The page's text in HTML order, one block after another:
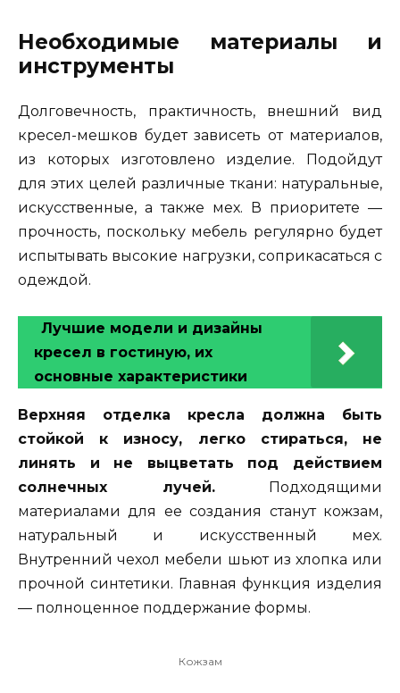
Необходимые материалы и
инструменты
Долговечность, практичность, внешний вид
кресел-мешков будет зависеть от материалов,
из которых изготовлено изделие. Подойдут
для этих целей различные ткани: натуральные,
искусственные, а также мех. В приоритете —
прочность, поскольку мебель регулярно будет
испытывать высокие нагрузки, соприкасаться с
одеждой.
Лучшие модели и дизайны
кресел в гостиную, их
основные характеристики
Верхняя отделка кресла должна быть
стойкой к износу, легко стираться, не
линять и не выцветать под действием
солнечных лучей.Подходящими
материалами для ее создания станут кожзам,
натуральный и искусственный мех.
Внутренний чехол мебели шьют из хлопка или
прочной синтетики. Главная функция изделия
— полноценное поддержание формы.
Кожзам